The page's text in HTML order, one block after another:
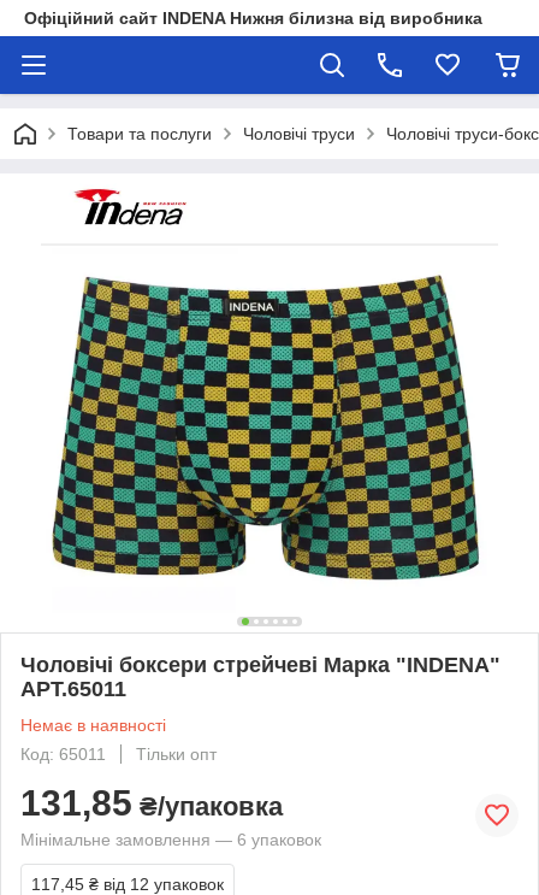
Офіційний сайт INDENA Нижня білизна від виробника
Товари та послуги Чоловічі труси Чоловічі труси-
Чоловічі боксери стрейчеві Марка "INDENA"
АРТ.65011
Немає в наявності
Код: 65011
Тільки опт
131,85 ₴/упаковка
Мінімальне замовлення — 6 упаковок
117,45 ₴ від 12 упаковок